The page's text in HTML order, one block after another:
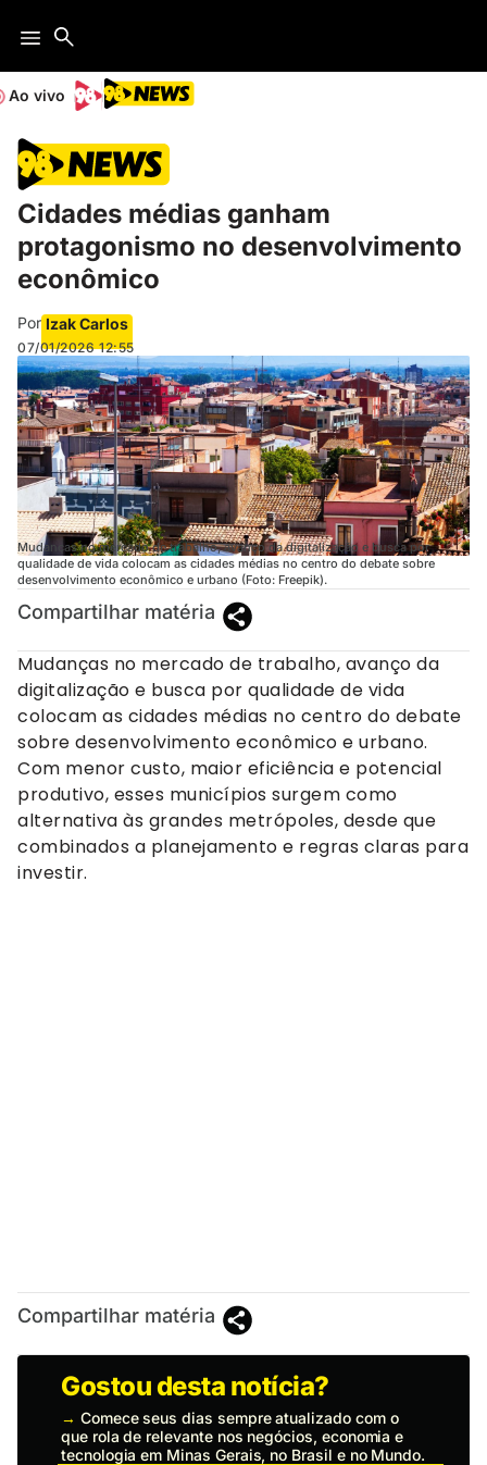
Ao vivo
Cidades médias ganham
protagonismo no desenvolvimento
econômico
Por Izak Carlos
07/01/2026 12:55
Mudanças no mercado de trabalho, avanço da digitalização e busca por
qualidade de vida colocam as cidades médias no centro do debate sobre
desenvolvimento econômico e urbano (Foto: Freepik).
Compartilhar matéria
Mudanças no mercado de trabalho, avanço da
digitalização e busca por qualidade de vida
colocam as cidades médias no centro do debate
sobre desenvolvimento econômico e urbano.
Com menor custo, maior eficiência e potencial
produtivo, esses municípios surgem como
alternativa às grandes metrópoles, desde que
combinados a planejamento e regras claras para
investir.
Compartilhar matéria
Gostou desta notícia?
→ Comece seus dias sempre atualizado com o
que rola de relevante nos negócios, economia e
tecnologia em Minas Gerais, no Brasil e no Mundo.